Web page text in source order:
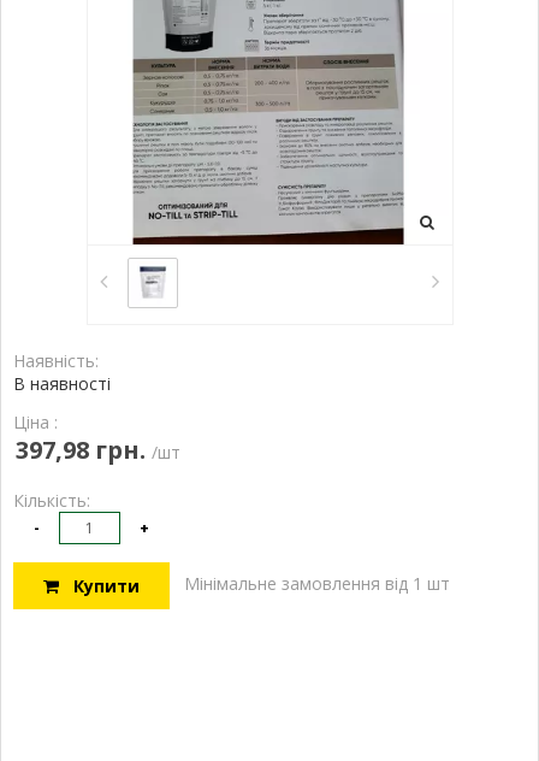
Наявність:
В наявності
Ціна :
397,98 грн. /шт
Кількість:
- +
Купити Мінімальне замовлення від 1 шт